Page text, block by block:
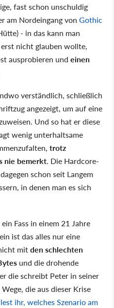
fast schon unschuldig
am Nordeingang von Gothic
- in das kann man
nicht glauben wollte,
ausprobieren und einen
verständlich, schließlich
angezeigt, um auf eine
Und so hat er diese
wenig unterhaltsame
trotz
nie bemerkt. Die Hardcore-
schon seit Langem
in denen man es sich
Fass in einem 21 Jahre
ist das alles nur eine
mitden schlechten
und die drohende
die schreibt Peter in seiner
die aus dieser Krise
ihr, welches Szenario am